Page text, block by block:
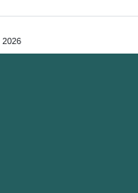
2026